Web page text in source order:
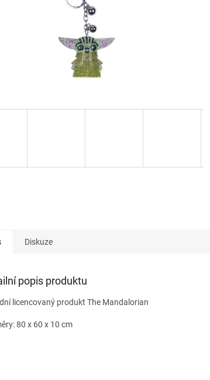
Diskuze
popis produktu
licencovaný produkt The Mandalorian
80 x 60 x 10 cm